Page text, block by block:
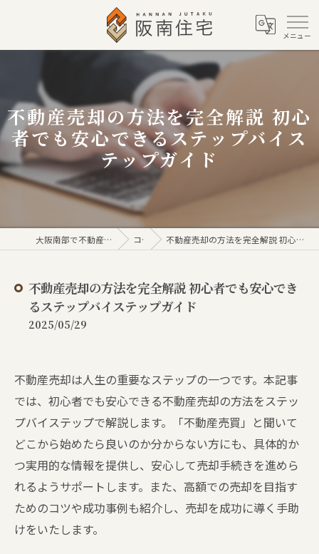
不動産売却の方法を完全解説 初心
者でも安心できるステップバイス
テップガイド
大阪南部で不動産売買なら株式会社阪南住宅 コラム 不動産売却の方法を完全解説 初心者でも安心できるステップバイステップガイド
不動産売却の方法を完全解説 初心者でも安心でき
るステップバイステップガイド
2025/05/29
不動産売却は人生の重要なステップの一つです。本記事
では、初心者でも安心できる不動産売却の方法をステッ
プバイステップで解説します。「不動産売買」と聞いて
どこから始めたら良いのか分からない方にも、具体的か
つ実用的な情報を提供し、安心して売却手続きを進めら
れるようサポートします。また、高額での売却を目指す
ためのコツや成功事例も紹介し、売却を成功に導く手助
けをいたします。